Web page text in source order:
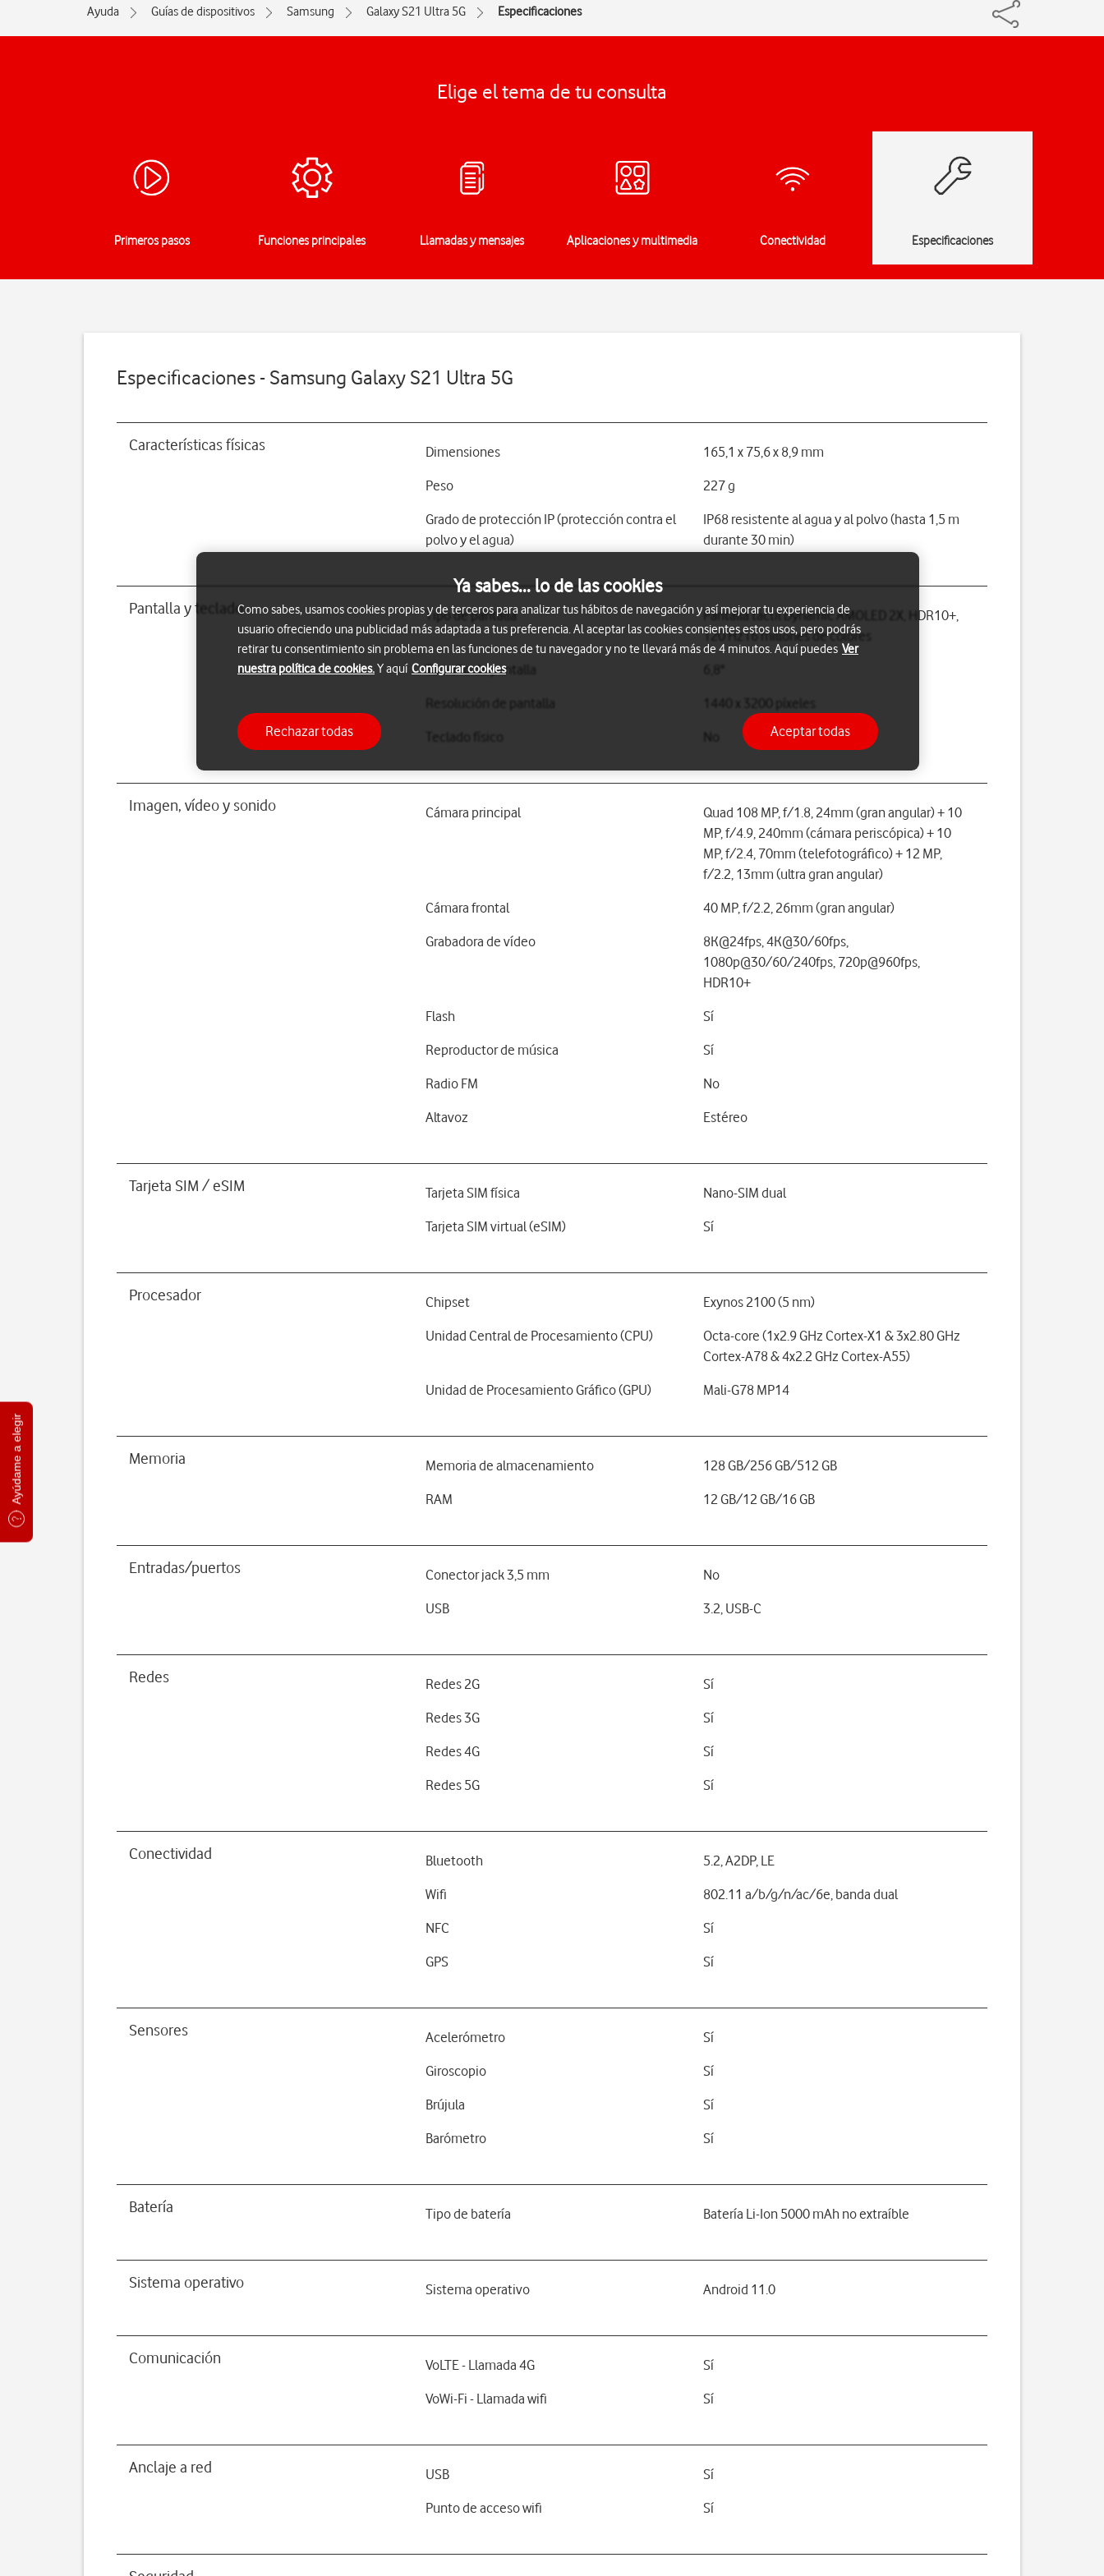
Ayúdame a elegir
Ayuda Guías de dispositivos Samsung Galaxy S21 Ultra 5G Especificaciones
Elige el tema de tu consulta
Primeros pasos Funciones principales Llamadas y mensajes Aplicaciones y multimedia Conectividad Especificaciones
Especificaciones - Samsung Galaxy S21 Ultra 5G
Características físicas Dimensiones 165,1 x 75,6 x 8,9 mm
Peso 227 g
Grado de protección IP (protección contra el
polvo y el agua)
IP68 resistente al agua y al polvo (hasta 1,5 m
durante 30 min)
Pantalla y teclado Tipo de pantalla
Pantalla táctil Dynamic AMOLED 2X, HDR10+,
120 Hz16 millones de colores
Tamaño de pantalla
1440 x 3200 píxeles
Imagen, vídeo y sonido Cámara principal
Quad 108 MP, f/1.8, 24mm (gran angular) + 10
MP, f/4.9, 240mm (cámara periscópica) + 10
MP, f/2.4, 70mm (telefotográfico) + 12 MP,
f/2.2, 13mm (ultra gran angular)
Cámara frontal 40 MP, f/2.2, 26mm (gran angular)
Grabadora de vídeo
8K@24fps, 4K@30/60fps,
1080p@30/60/240fps, 720p@960fps,
HDR10+
Flash Sí
Reproductor de música Sí
Radio FM No
Altavoz Estéreo
Tarjeta SIM / eSIM Tarjeta SIM física Nano-SIM dual
Tarjeta SIM virtual (eSIM) Sí
Procesador Chipset Exynos 2100 (5 nm)
Unidad Central de Procesamiento (CPU)
Octa-core (1x2.9 GHz Cortex-X1 & 3x2.80 GHz
Cortex-A78 & 4x2.2 GHz Cortex-A55)
Unidad de Procesamiento Gráfico (GPU) Mali-G78 MP14
Memoria Memoria de almacenamiento 128 GB/256 GB/512 GB
RAM 12 GB/12 GB/16 GB
Entradas/puertos Conector jack 3,5 mm No
USB 3.2, USB-C
Redes Redes 2G Sí
Redes 3G Sí
Redes 4G Sí
Redes 5G Sí
Conectividad Bluetooth 5.2, A2DP, LE
Wifi 802.11 a/b/g/n/ac/6e, banda dual
NFC Sí
GPS Sí
Sensores Acelerómetro Sí
Giroscopio Sí
Brújula Sí
Barómetro Sí
Batería Tipo de batería Batería Li-Ion 5000 mAh no extraíble
Sistema operativo Sistema operativo Android 11.0
Comunicación VoLTE - Llamada 4G Sí
VoWi-Fi - Llamada wifi Sí
Anclaje a red USB Sí
Punto de acceso wifi Sí
Ya sabes... lo de las cookies
Como sabes, usamos cookies propias y de terceros para analizar tus hábitos de navegación y así mejorar tu experiencia de
usuario ofreciendo una publicidad más adaptada a tus preferencia. Al aceptar las cookies consientes estos usos, pero podrás
retirar tu consentimiento sin problema en las funciones de tu navegador y no te llevará más de 4 minutos. Aquí puedes Ver
nuestra política de cookies.Y aquí Configurar cookies
Rechazar todas Aceptar todas